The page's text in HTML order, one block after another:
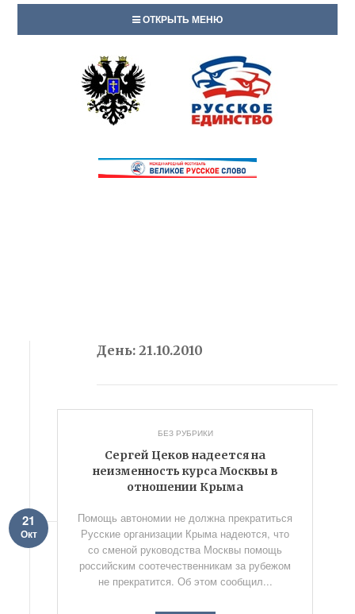
ОТКРЫТЬ МЕНЮ
День:21.10.2010
БЕЗ РУБРИКИ
Сергей Цеков надеется на
неизменность курса Москвы в
отношении Крыма
21
Окт
Помощь автономии не должна прекратиться
Русские организации Крыма надеются, что
со сменой руководства Москвы помощь
российским соотечественникам за рубежом
не прекратится. Об этом сообщил...